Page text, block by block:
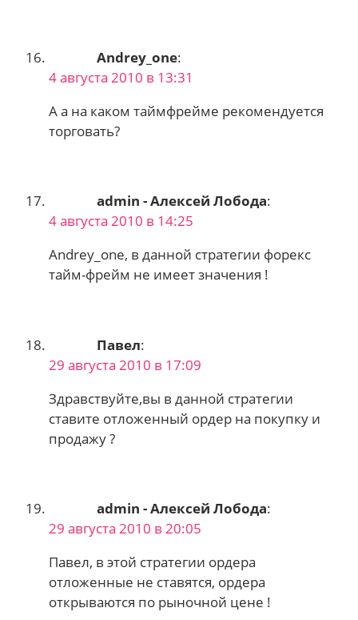
Andrey_one:
4 августа 2010 в 13:31
А а на каком таймфрейме рекомендуется
торговать?
admin - Алексей Лобода:
4 августа 2010 в 14:25
Andrey_one, в данной стратегии форекс
тайм-фрейм не имеет значения !
Павел:
29 августа 2010 в 17:09
Здравствуйте,вы в данной стратегии
ставите отложенный ордер на покупку и
продажу ?
admin - Алексей Лобода:
29 августа 2010 в 20:05
Павел, в этой стратегии ордера
отложенные не ставятся, ордера
открываются по рыночной цене !